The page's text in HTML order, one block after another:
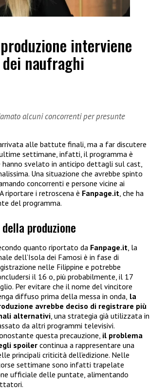
interviene
naufraghi
alcuni concorrenti per presunte
alle battute finali, ma a far discutere
settimane, infatti, il programma è
hanno svelato in anticipo dettagli sul cast,
Una situazione che avrebbe spinto
concorrenti e persone vicine ai
riportare i retroscena è Fanpage.it, che ha
del programma.
produzione
quanto riportato da Fanpage.it, la
dell’Isola dei Famosi è in fase di
nelle Filippine e potrebbe
il 16 o, più probabilmente, il 17
Per evitare che il nome del vincitore
diffuso prima della messa in onda, la
avrebbe deciso di registrare più
alternativi, una strategia già utilizzata in
da altri programmi televisivi.
questa precauzione, il problema
spoiler continua a rappresentare una
principali criticità dell’edizione. Nelle
settimane sono infatti trapelate
ufficiale delle puntate, alimentando